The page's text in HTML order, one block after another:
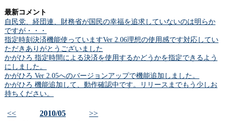
最新コメント
自民党、経団連、財務省が国民の幸福を追求していないのは明らか
ですが・・・
指定時刻決済機能使っていますVer 2.06理想の使用感です対応してい
ただきありがとうございました
かがひろ 指定時間による決済を使用するかどうかを指定できるよう
にしました。
かがひろ Ver 2.05へのバージョンアップで機能追加しました。
かがひろ 機能追加して、動作確認中です。リリースまでもう少しお
持ちください。
<< 2010/05
>>